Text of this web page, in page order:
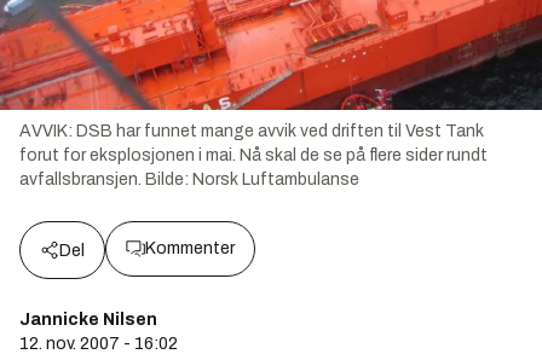
AVVIK: DSB har funnet mange avvik ved driften til Vest Tank
forut for eksplosjonen i mai. Nå skal de se på flere sider rundt
avfallsbransjen. Bilde: Norsk Luftambulanse
Del Kommenter
Jannicke Nilsen
12. nov. 2007 - 16:02